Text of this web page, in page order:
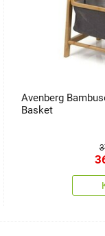
Avenberg
Basket